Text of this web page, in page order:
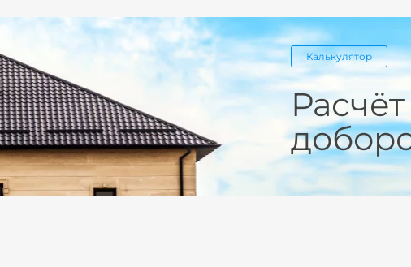
Калькулятор